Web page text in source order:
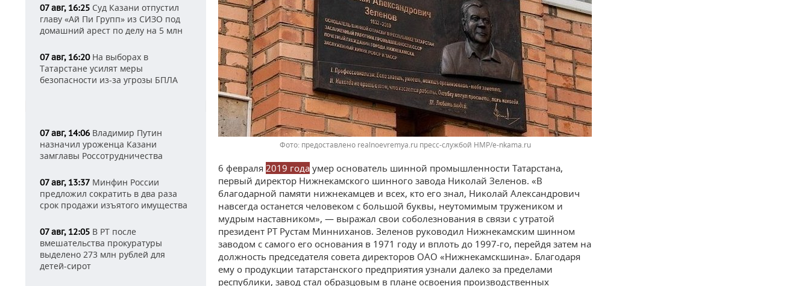
07 авг, 16:25 Суд Казани отпустил
главу «Ай Пи Групп» из СИЗО под
домашний арест по делу на 5 млн
07 авг, 16:20На выборах в
Татарстане усилят меры
безопасности из-за угрозы БПЛА
07 авг, 14:06 Владимир Путин
назначил уроженца Казани
замглавы Россотрудничества
07 авг, 13:37 Минфин России
предложил сократить в два раза
срок продажи изъятого имущества
07 авг, 12:05 В РТ после
вмешательства прокуратуры
выделено 273 млн рублей для
детей-сирот
предоставлено realnoevremya.ru пресс-службой НМР/e-nkama.ru
6 февраля 2019 года умер основатель шинной промышленности Татарстана,
первый директор Нижнекамского шинного завода Николай Зеленов. «В
благодарной памяти нижнекамцев и всех, кто его знал, Николай Александрович
навсегда останется человеком с большой буквы, неутомимым тружеником и
мудрым наставником», — выражал свои соболезнования в связи с утратой
президент РТ Рустам Минниханов. Зеленов руководил Нижнекамским шинном
заводом с самого его основания в 1971 году и вплоть до 1997-го, перейдя затем на
должность председателя совета директоров ОАО «Нижнекамскшина». Благодаря
ему о продукции татарстанского предприятия узнали далеко за пределами
республики, завод стал образцовым в плане освоения производственных